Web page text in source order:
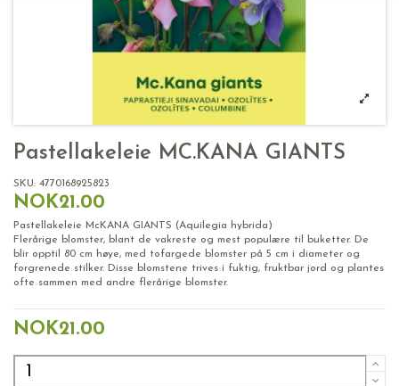
Pastellakeleie MC.KANA GIANTS
SKU: 4770168925823
NOK21.00
Pastellakeleie McKANA GIANTS (Aquilegia hybrida)
Flerårige blomster, blant de vakreste og mest populære til buketter. De
blir opptil 80 cm høye, med tofargede blomster på 5 cm i diameter og
forgrenede stilker. Disse blomstene trives i fuktig, fruktbar jord og plantes
ofte sammen med andre flerårige blomster.
NOK21.00